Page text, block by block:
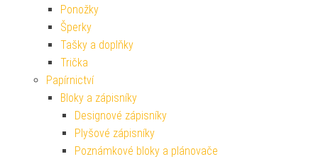
Ponožky
Šperky
Tašky a doplňky
Trička
Papírnictví
Bloky a zápisníky
Designové zápisníky
Plyšové zápisníky
Poznámkové bloky a plánovače